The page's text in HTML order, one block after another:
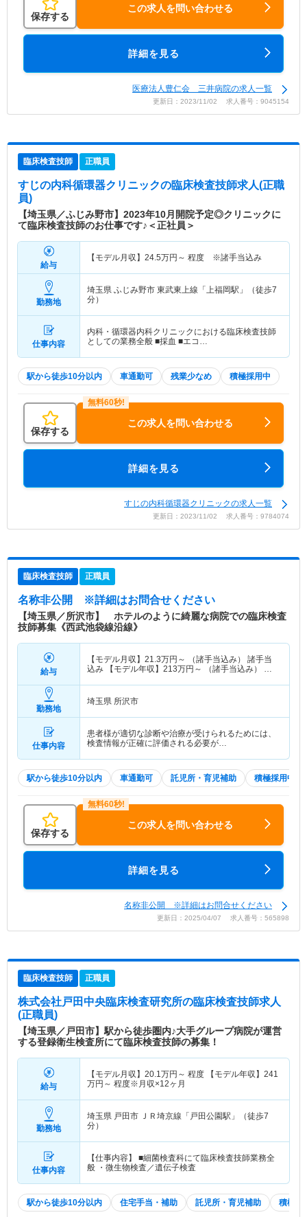
保存する
この求人を問い合わせる
詳細を見る
医療法人豊仁会 三井病院の求人一覧
更新日：2023/11/02 求人番号：9045154
臨床検査技師 正職員
すじの内科循環器クリニックの臨床検査技師求人(正職
員)
【埼玉県／ふじみ野市】2023年10月開院予定◎クリニックに
て臨床検査技師のお仕事です♪＜正社員＞
給与
【モデル月収】 24.5万円～ 程度 ※諸手当込み
勤務地
埼玉県 ふじみ野市 東武東上線「上福岡駅」（徒歩7
分）
仕事内容
内科・循環器内科クリニックにおける臨床検査技師
としての業務全般 ■採血 ■エコ…
駅から徒歩10分以内 車通勤可 残業少なめ 積極採用中
保存する
この求人を問い合わせる
詳細を見る
すじの内科循環器クリニックの求人一覧
更新日：2023/11/02 求人番号：9784074
臨床検査技師 正職員
名称非公開 ※詳細はお問合せください
【埼玉県／所沢市】 ホテルのように綺麗な病院での臨床検査
技師募集《西武池袋線沿線》
給与
【モデル月収】 21.3万円～
（諸手当込み） 諸手当
込み 【モデル年収】 213万円～
（諸手当込み） 諸
勤務地
埼玉県 所沢市
仕事内容
患者様が適切な診断や治療が受けられるためには、
検査情報が正確に評価される必要が…
駅から徒歩10分以内 車通勤可 託児所・育児補助 積極採用中
保存する
この求人を問い合わせる
詳細を見る
名称非公開 ※詳細はお問合せください
更新日：2025/04/07 求人番号：565898
臨床検査技師 正職員
株式会社戸田中央臨床検査研究所の臨床検査技師求人
(正職員)
【埼玉県／戸田市】駅から徒歩圏内♪大手グループ病院が運営
する登録衛生検査所にて臨床検査技師の募集！
給与
【モデル月収】 20.1万円～ 程度 【モデル年収】 241
万円～ 程度※月収×12ヶ月
勤務地
埼玉県 戸田市 ＪＲ埼京線「戸田公園駅」（徒歩7
分）
仕事内容
【仕事内容】 ■細菌検査科にて臨床検査技師業務全
般 ・微生物検査／遺伝子検査
駅から徒歩10分以内 住宅手当・補助 託児所・育児補助 積極採